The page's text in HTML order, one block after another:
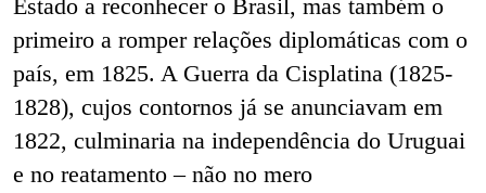
Estado a reconhecer o Brasil, mas também o
primeiro a romper relações diplomáticas com o
país, em 1825. A Guerra da Cisplatina (1825-
1828), cujos contornos já se anunciavam em
1822, culminaria na independência do Uruguai
e no reatamento – não no mero